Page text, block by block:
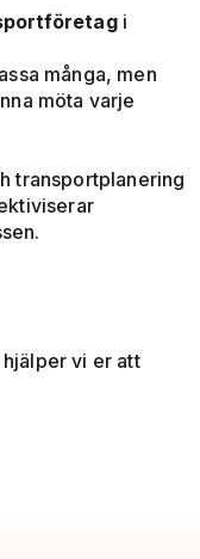
i
många, men
möta varje
transportplanering
hjälper vi er att